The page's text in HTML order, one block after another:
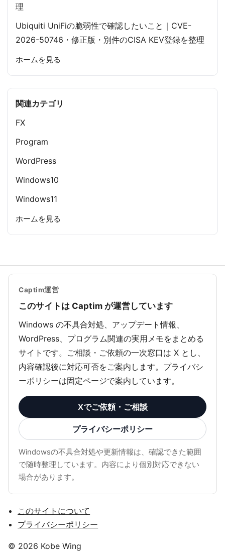
理
Ubiquiti UniFiの脆弱性で確認したいこと｜CVE-
2026-50746・修正版・別件のCISA KEV登録を整理
ホームを見る
関連カテゴリ
FX
Program
WordPress
Windows10
Windows11
ホームを見る
Captim運営
このサイトは Captim が運営しています
Windows の不具合対処、アップデート情報、
WordPress、プログラム関連の実用メモをまとめる
サイトです。ご相談・ご依頼の一次窓口は X とし、
内容確認後に対応可否をご案内します。プライバシ
ーポリシーは固定ページで案内しています。
Xでご依頼・ご相談
プライバシーポリシー
Windowsの不具合対処や更新情報は、確認できた範囲
で随時整理しています。内容により個別対応できない
場合があります。
このサイトについて
プライバシーポリシー
© 2026 Kobe Wing